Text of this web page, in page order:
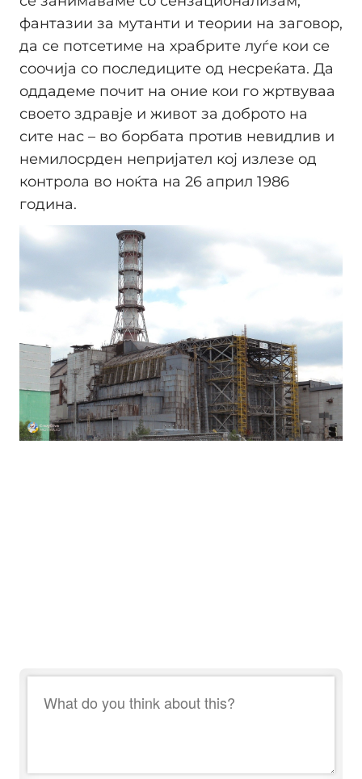
фантазии за мутанти и теории на заговор,
да се потсетиме на храбрите луѓе кои се
соочија со последиците од несреќата. Да
оддадеме почит на оние кои го жртвуваа
своето здравје и живот за доброто на
сите нас – во борбата против невидлив и
немилосрден непријател кој излезе од
контрола во ноќта на 26 април 1986
година.